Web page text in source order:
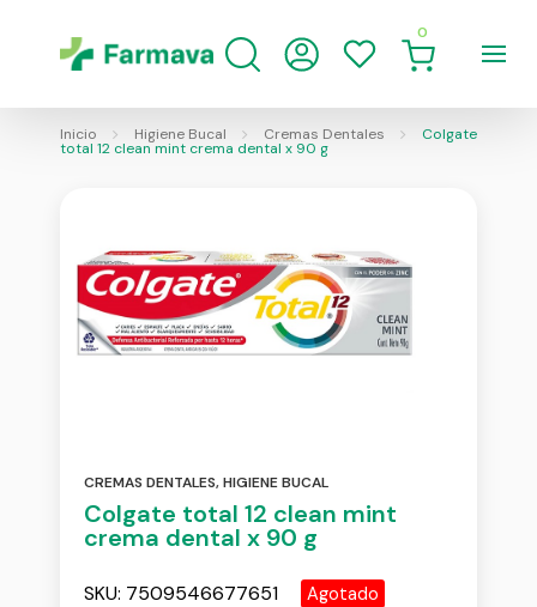
0
Inicio Higiene Bucal Cremas Dentales Colgate
total 12 clean mint crema dental x 90 g
CREMAS DENTALES,HIGIENE BUCAL
Colgate total 12 clean mint
crema dental x 90 g
SKU: 7509546677651 Agotado